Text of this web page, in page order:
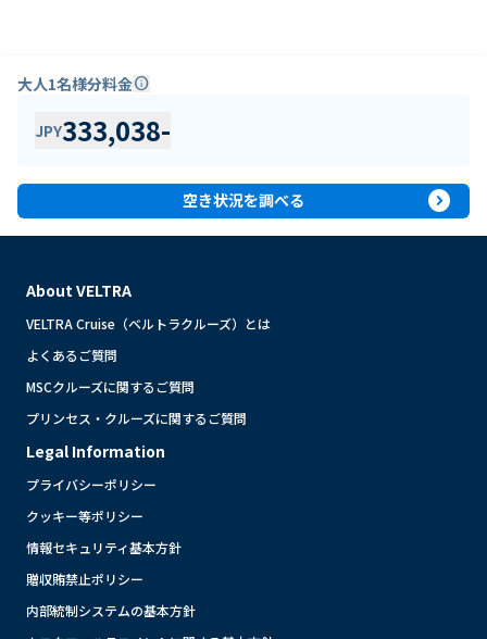
大人1名様分料金info
JPY333,038-
空き状況を調べる expand_circle_right
About VELTRA
VELTRA Cruise（ベルトラクルーズ）とは
よくあるご質問
MSCクルーズに関するご質問
プリンセス・クルーズに関するご質問
Legal Information
プライバシーポリシー
クッキー等ポリシー
情報セキュリティ基本方針
贈収賄禁止ポリシー
内部統制システムの基本方針